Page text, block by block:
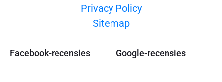
Privacy Policy
Sitemap
Facebook-recensies Google-recensies